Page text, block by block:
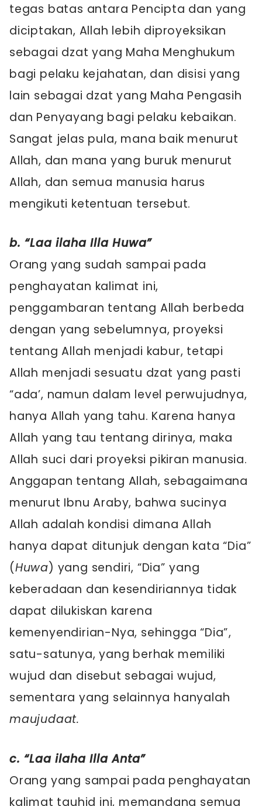
tegas batas antara Pencipta dan yang
diciptakan, Allah lebih diproyeksikan
sebagai dzat yang Maha Menghukum
bagi pelaku kejahatan, dan disisi yang
lain sebagai dzat yang Maha Pengasih
dan Penyayang bagi pelaku kebaikan.
Sangat jelas pula, mana baik menurut
Allah, dan mana yang buruk menurut
Allah, dan semua manusia harus
mengikuti ketentuan tersebut.
b. “Laa ilaha Illa Huwa”
Orang yang sudah sampai pada
penghayatan kalimat ini,
penggambaran tentang Allah berbeda
dengan yang sebelumnya, proyeksi
tentang Allah menjadi kabur, tetapi
Allah menjadi sesuatu dzat yang pasti
“ada’, namun dalam level perwujudnya,
hanya Allah yang tahu. Karena hanya
Allah yang tau tentang dirinya, maka
Allah suci dari proyeksi pikiran manusia.
Anggapan tentang Allah, sebagaimana
menurut Ibnu Araby, bahwa sucinya
Allah adalah kondisi dimana Allah
hanya dapat ditunjuk dengan kata “Dia”
(Huwa) yang sendiri, “Dia” yang
keberadaan dan kesendiriannya tidak
dapat dilukiskan karena
kemenyendirian-Nya, sehingga “Dia”,
satu-satunya, yang berhak memiliki
wujud dan disebut sebagai wujud,
sementara yang selainnya hanyalah
maujudaat.
c. “Laa ilaha Illa Anta”
Orang yang sampai pada penghayatan
kalimat tauhid ini, memandang semua